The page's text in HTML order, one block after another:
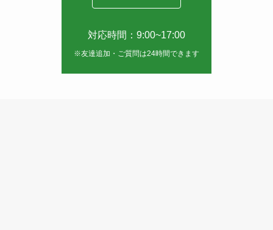
対応時間：9:00~17:00
※友達追加・ご質問は24時間できます